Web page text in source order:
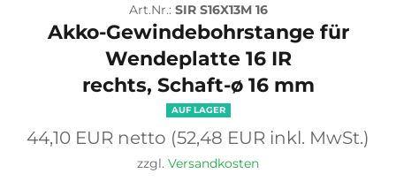
Art.Nr.: SIR S16X13M 16
Akko-Gewindebohrstange für
Wendeplatte 16 IR
rechts, Schaft-ø 16 mm
AUF LAGER
Normaler
Preis
44,10 EUR netto (52,48 EUR inkl. MwSt.)
zzgl. Versandkosten